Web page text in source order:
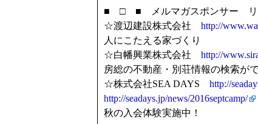
■ □ ■ メルマガスポンサー
☆渡辺建設株式会社 http://
人にこたえる家づくり
☆白幡興業株式会社 http://
房総の不動産・別荘情報の検索が
☆株式会社SEA DAYS http://
http://seadays.jp/news/2016septcamp/
秋の入会体験実施中！